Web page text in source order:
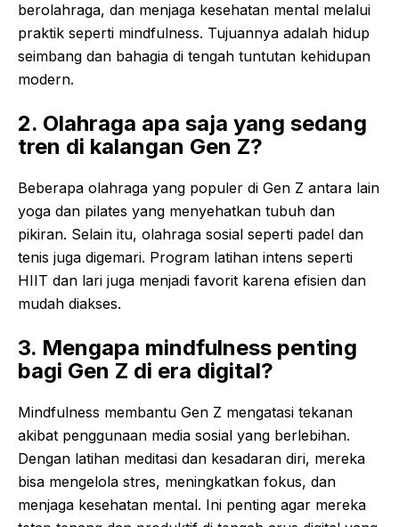
berolahraga, dan menjaga kesehatan mental melalui
praktik seperti mindfulness. Tujuannya adalah hidup
seimbang dan bahagia di tengah tuntutan kehidupan
modern.
2. Olahraga apa saja yang sedang
tren di kalangan Gen Z?
Beberapa olahraga yang populer di Gen Z antara lain
yoga dan pilates yang menyehatkan tubuh dan
pikiran. Selain itu, olahraga sosial seperti padel dan
tenis juga digemari. Program latihan intens seperti
HIIT dan lari juga menjadi favorit karena efisien dan
mudah diakses.
3. Mengapa mindfulness penting
bagi Gen Z di era digital?
Mindfulness membantu Gen Z mengatasi tekanan
akibat penggunaan media sosial yang berlebihan.
Dengan latihan meditasi dan kesadaran diri, mereka
bisa mengelola stres, meningkatkan fokus, dan
menjaga kesehatan mental. Ini penting agar mereka